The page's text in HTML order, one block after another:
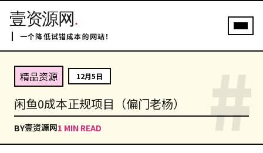
壹资源网.
一个降低试错成本的网站！
#
精品资源 12月5日
闲鱼0成本正规项目（偏门老杨）
BY壹资源网1 MIN READ